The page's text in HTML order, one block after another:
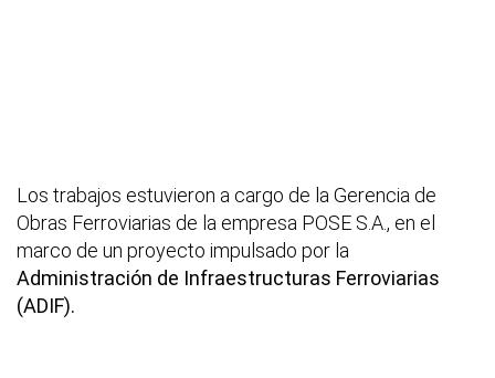
Los trabajos estuvieron a cargo de la Gerencia de
Obras Ferroviarias de la empresa POSE S.A., en el
marco de un proyecto impulsado por la
Administración de Infraestructuras Ferroviarias
(ADIF).